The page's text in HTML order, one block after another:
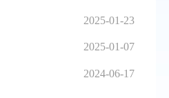
2025-01-23
2025-01-07
2024-06-17